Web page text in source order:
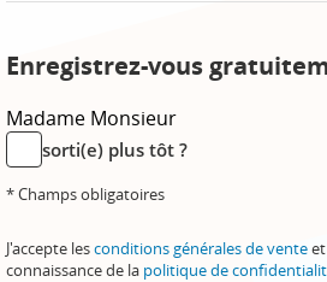
Enregistrez-vous
Madame Monsieur
sorti(e) plus tôt ?
* Champs obligatoires
J'accepte lesconditions générales de vente
connaissance de la politique de